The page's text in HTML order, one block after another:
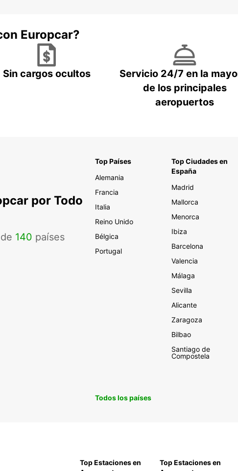
Europcar?
Sin cargos ocultos
Servicio 24/7 en la
de los principales
aeropuertos
por Todo
140 países
Top Países
Alemania
Francia
Italia
Reino Unido
Bélgica
Portugal
Top Ciudades en
España
Madrid
Mallorca
Menorca
Ibiza
Barcelona
Valencia
Málaga
Sevilla
Alicante
Zaragoza
Bilbao
Santiago de
Compostela
Todos los países
Top Estaciones en
Top Estaciones en